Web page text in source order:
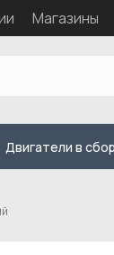
Магазины
Двигатели в